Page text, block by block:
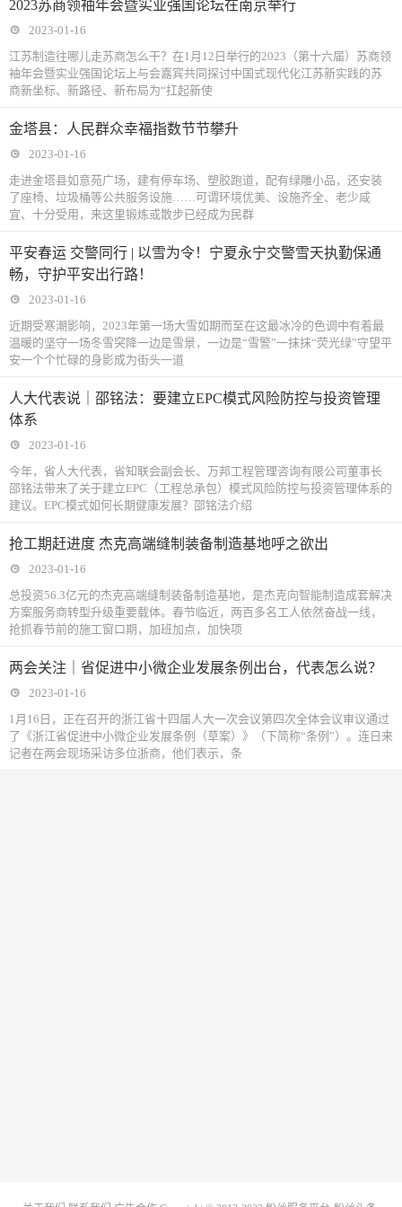
2023苏商领袖年会暨实业强国论坛在南京举行
2023-01-16
江苏制造往哪儿走苏商怎么干？在1月12日举行的2023（第十六届）苏商领
袖年会暨实业强国论坛上与会嘉宾共同探讨中国式现代化江苏新实践的苏
商新坐标、新路径、新布局为“扛起新使
金塔县：人民群众幸福指数节节攀升
2023-01-16
走进金塔县如意苑广场，建有停车场、塑胶跑道，配有绿雕小品，还安装
了座椅、垃圾桶等公共服务设施……可谓环境优美、设施齐全、老少咸
宜、十分受用，来这里锻炼或散步已经成为民群
平安春运 交警同行 | 以雪为令！宁夏永宁交警雪天执勤保通
畅，守护平安出行路！
2023-01-16
近期受寒潮影响，2023年第一场大雪如期而至在这最冰冷的色调中有着最
温暖的坚守一场冬雪突降一边是雪景，一边是“雪警”一抹抹“荧光绿”守望平
安一个个忙碌的身影成为街头一道
人大代表说｜邵铭法：要建立EPC模式风险防控与投资管理
体系
2023-01-16
今年，省人大代表，省知联会副会长、万邦工程管理咨询有限公司董事长
邵铭法带来了关于建立EPC（工程总承包）模式风险防控与投资管理体系的
建议。EPC模式如何长期健康发展？邵铭法介绍
抢工期赶进度 杰克高端缝制装备制造基地呼之欲出
2023-01-16
总投资56.3亿元的杰克高端缝制装备制造基地，是杰克向智能制造成套解决
方案服务商转型升级重要载体。春节临近，两百多名工人依然奋战一线，
抢抓春节前的施工窗口期，加班加点，加快项
两会关注｜省促进中小微企业发展条例出台，代表怎么说？
2023-01-16
1月16日，正在召开的浙江省十四届人大一次会议第四次全体会议审议通过
了《浙江省促进中小微企业发展条例（草案）》（下简称“条例”）。连日来
记者在两会现场采访多位浙商，他们表示，条